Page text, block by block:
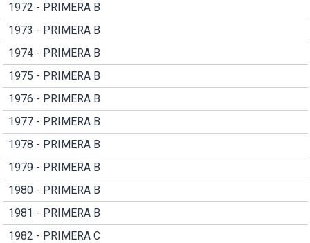
1972 - PRIMERA B
1973 - PRIMERA B
1974 - PRIMERA B
1975 - PRIMERA B
1976 - PRIMERA B
1977 - PRIMERA B
1978 - PRIMERA B
1979 - PRIMERA B
1980 - PRIMERA B
1981 - PRIMERA B
1982 - PRIMERA C